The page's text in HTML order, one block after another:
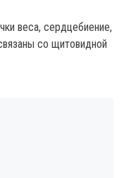
веса, сердцебиение,
со щитовидной